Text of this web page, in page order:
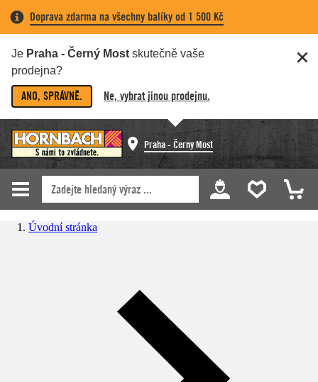
Doprava zdarma na všechny balíky od 1 500 Kč
Je Praha - Černý Most skutečně vaše
prodejna?
ANO, SPRÁVNĚ. Ne, vybrat jinou prodejnu.
Praha - Černý Most
Úvodní stránka